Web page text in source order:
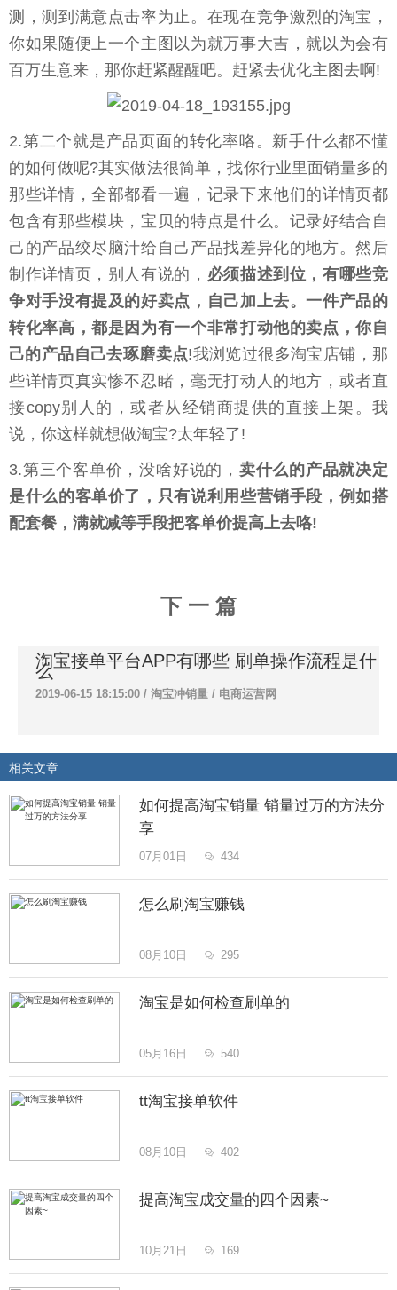
测，测到满意点击率为止。在现在竞争激烈的淘宝，
你如果随便上一个主图以为就万事大吉，就以为会有
百万生意来，那你赶紧醒醒吧。赶紧去优化主图去啊!
2.第二个就是产品页面的转化率咯。新手什么都不懂
的如何做呢?其实做法很简单，找你行业里面销量多的
那些详情，全部都看一遍，记录下来他们的详情页都
包含有那些模块，宝贝的特点是什么。记录好结合自
己的产品绞尽脑汁给自己产品找差异化的地方。然后
制作详情页，别人有说的， 必须描述到位，有哪些竞
争对手没有提及的好卖点，自己加上去。一件产品的
转化率高，都是因为有一个非常打动他的卖点，你自
己的产品自己去琢磨卖点!我浏览过很多淘宝店铺，那
些详情页真实惨不忍睹，毫无打动人的地方，或者直
接copy别人的，或者从经销商提供的直接上架。我
说，你这样就想做淘宝?太年轻了!
3.第三个客单价，没啥好说的， 卖什么的产品就决定
是什么的客单价了，只有说利用些营销手段，例如搭
配套餐，满就减等手段把客单价提高上去咯!
下 一 篇
淘宝接单平台APP有哪些 刷单操作流程是什
么
2019-06-15 18:15:00 / 淘宝冲销量 / 电商运营网
相关文章
如何提高淘宝销量 销量过万的方法分
享
07月01日  434
怎么刷淘宝赚钱
08月10日  295
淘宝是如何检查刷单的
05月16日  540
tt淘宝接单软件
08月10日  402
提高淘宝成交量的四个因素~
10月21日  169